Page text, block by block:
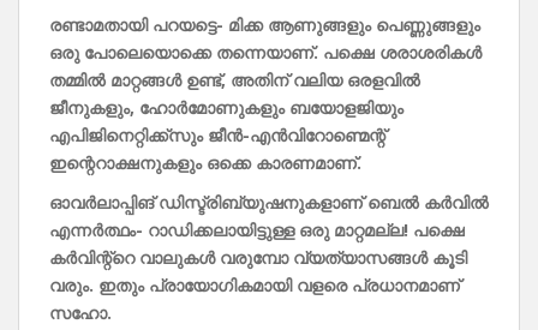
രണ്ടാമതായി പറയട്ടെ- മിക്ക ആണുങ്ങളും പെണ്ണുങ്ങളും
ഒരു പോലെയൊക്കെ തന്നെയാണ്. പക്ഷെ ശരാശരികൾ
തമ്മിൽ മാറ്റങ്ങൾ ഉണ്ട്, അതിന്വലിയ ഒരളവിൽ
ജീനുകളും, ഹോർമോണുകളും ബയോളജിയും
എപിജിനെറ്റിക്ക്‌സും ജീൻ-എൻവിറോണ്മെന്റ്
ഇന്റെറാക്ഷനുകളും ഒക്കെ കാരണമാണ്.
ഓവർലാപ്പിങ്ഡിസ്ട്രിബ്യുഷനുകളാണ്ബെൽ കർവിൽ
എന്നർത്ഥം- റാഡിക്കലായിട്ടുള്ള ഒരു മാറ്റമല്ല! പക്ഷെ
കർവിന്റ്റെ വാലുകൾ വരുമ്പോ വ്യത്യാസങ്ങൾ കൂടി
വരും. ഇതും പ്രായോഗികമായി വളരെ പ്രധാനമാണ്
സഹോ.